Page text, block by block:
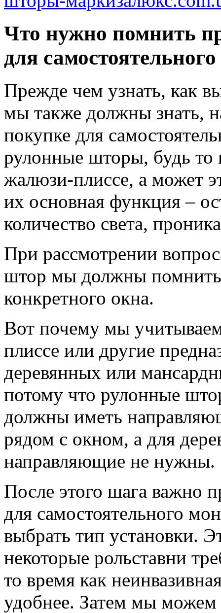
Что нужно помнить
для
Прежде чем узнать, как
мы также должны знать,
покупке для
рулонные шторы, будь
жалюзи-плиссе, а может
их основная функция –
количество света,
При рассмотрении
штор мы должны помнить
конкретного окна.
Вот почему мы
плиссе или другие
деревянных или
потому что рулонные
должны иметь
рядом с окном, а для
направляющие не нужны.
После этого шага важно
для самостоятельного
выбрать тип установки.
некоторые рольставни
то время как
удобнее. Затем мы можем